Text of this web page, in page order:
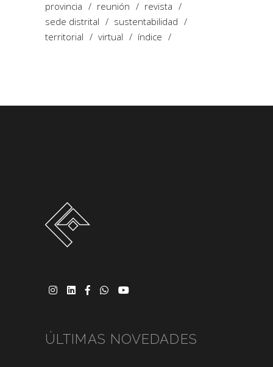
provincia
reunión
revista
sede distrital
sustentabilidad
territorial
virtual índice
ÚLTIMAS NOVEDADES